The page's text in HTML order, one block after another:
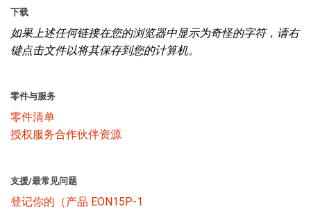
关于
哪里购买和连接
下载
如果上述任何链接在您的浏览器中显示为奇怪的字符，请右
键点击文件以将其保存到您的计算机。
零件与服务
零件清单
授权服务合作伙伴资源
支援/最常见问题
登记你的（产品 EON15P-1